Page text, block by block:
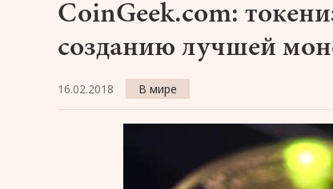
CoinGeek.com:
созданию лучшей
16.02.2018 В мире